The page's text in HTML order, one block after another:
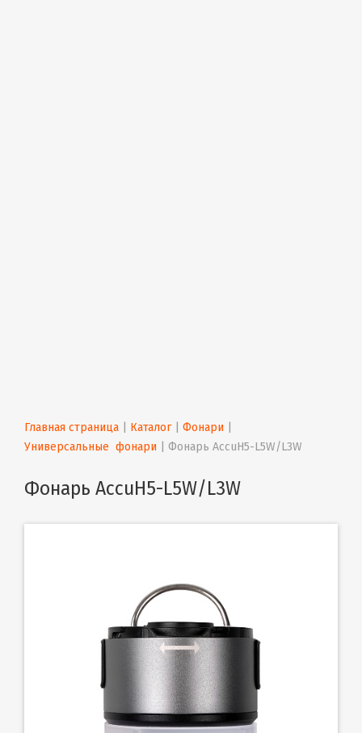
Главная страница Каталог | Фонари
Универсальные  фонари
Фонарь AccuH5-L5W/L3W
Фонарь AccuH5-L5W/L3W